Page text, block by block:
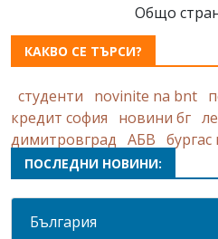
Общо
КАКВО СЕ ТЪРСИ?
студенти novinite na bnt
кредит софия
новини бг
димитровград АБВ
ПОСЛЕДНИ НОВИНИ:
България